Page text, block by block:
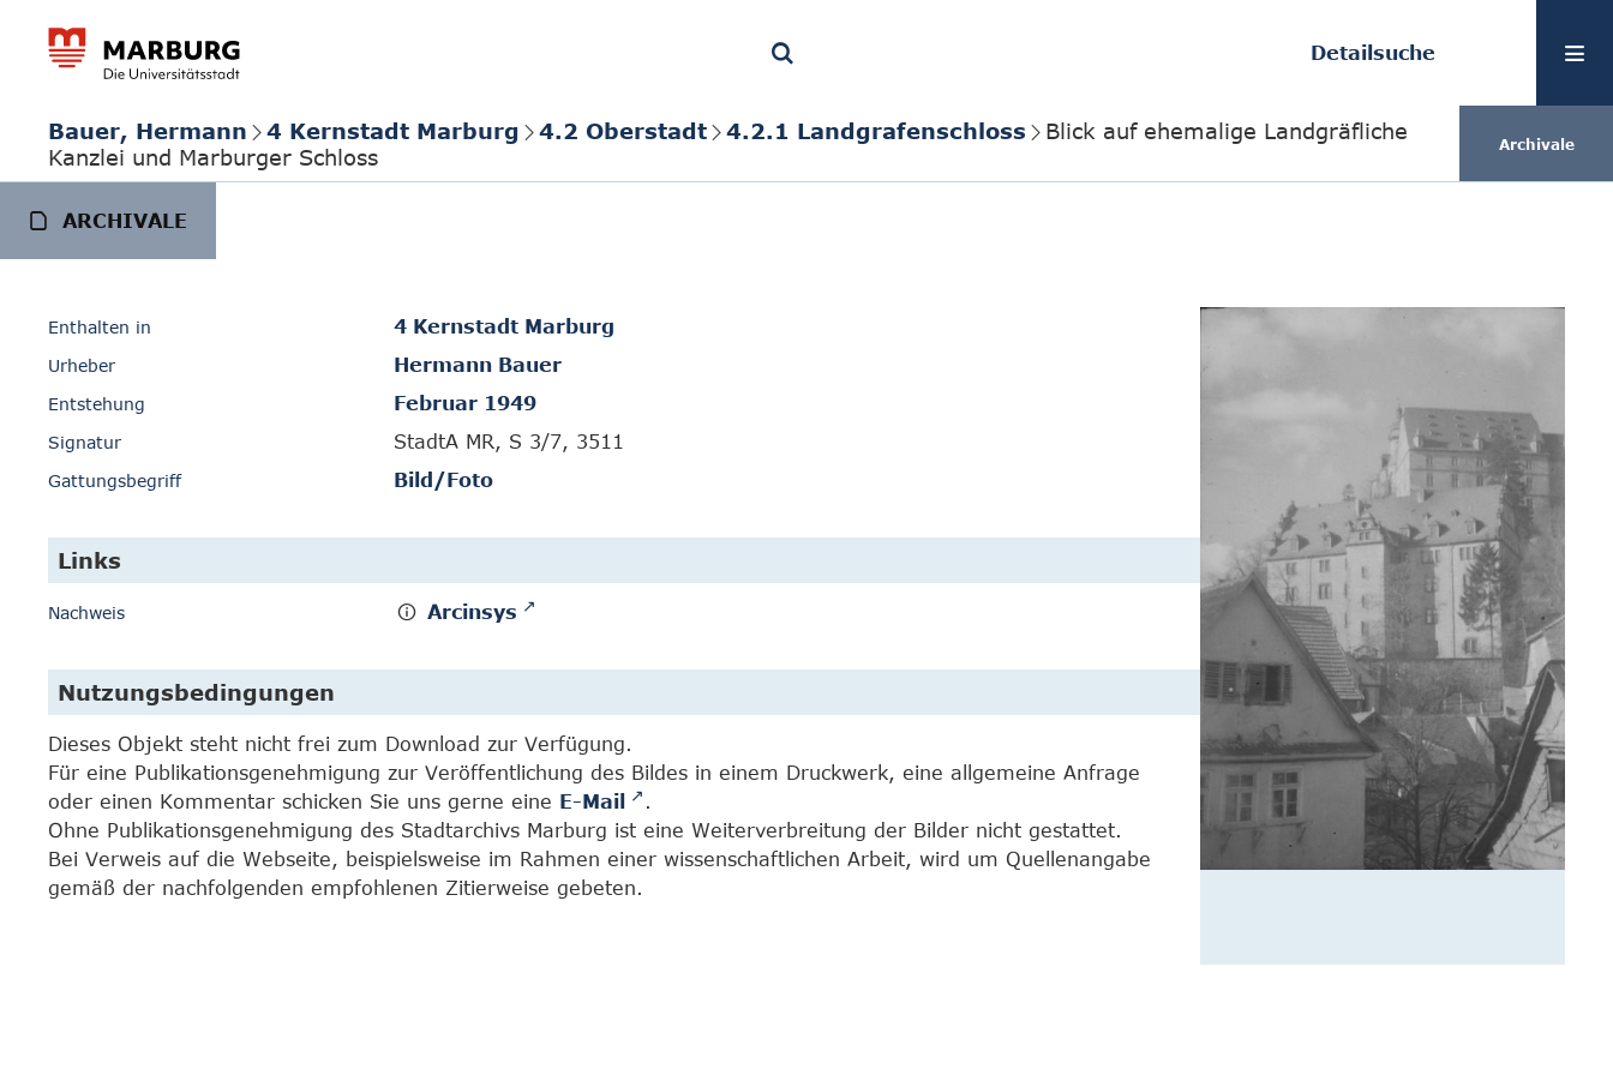
Detailsuche
Bauer, Hermann 4 Kernstadt Marburg 4.2 Oberstadt 4.2.1 Landgrafenschloss
Blick auf ehemalige Landgräfliche
Kanzlei und Marburger Schloss
Archivale
ARCHIVALE
Enthalten in 4 Kernstadt Marburg
Urheber Hermann Bauer
Entstehung Februar 1949
Signatur StadtA MR, S 3/7, 3511
Gattungsbegriff Bild/Foto
Links
Nachweis Arcinsys
Nutzungsbedingungen
Dieses Objekt steht nicht frei zum Download zur Verfügung.
Für eine Publikationsgenehmigung zur Veröffentlichung des Bildes in einem Druckwerk, eine allgemeine Anfrage
oder einen Kommentar schicken Sie uns gerne eine E-Mail
.
Ohne Publikationsgenehmigung des Stadtarchivs Marburg ist eine Weiterverbreitung der Bilder nicht gestattet.
Bei Verweis auf die Webseite, beispielsweise im Rahmen einer wissenschaftlichen Arbeit, wird um Quellenangabe
gemäß der nachfolgenden empfohlenen Zitierweise gebeten.